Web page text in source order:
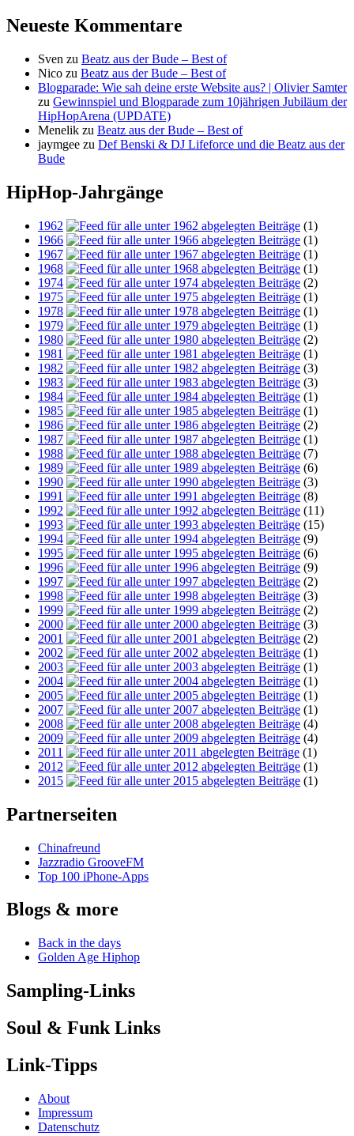
Neueste Kommentare
Sven zu Beatz aus der Bude – Best of
Nico zu Beatz aus der Bude – Best of
Blogparade: Wie sah deine erste Website aus? | Olivier Samter
zu Gewinnspiel und Blogparade zum 10jährigen Jubiläum der
HipHopArena (UPDATE)
Menelik zu Beatz aus der Bude – Best of
jaymgee zu Def Benski & DJ Lifeforce und die Beatz aus der
Bude
HipHop-Jahrgänge
1962
(1)
1966
(1)
1967
(1)
1968
(1)
1974
(2)
1975
(1)
1978
(1)
1979
(1)
1980
(2)
1981
(1)
1982
(3)
1983
(3)
1984
(1)
1985
(1)
1986
(2)
1987
(1)
1988
(7)
1989
(6)
1990
(3)
1991
(8)
1992
(11)
1993
(15)
1994
(9)
1995
(6)
1996
(9)
1997
(2)
1998
(3)
1999
(2)
2000
(3)
2001
(2)
2002
(1)
2003
(1)
2004
(1)
2005
(1)
2007
(1)
2008
(4)
2009
(4)
2011
(1)
2012
(1)
2015
(1)
Partnerseiten
Chinafreund
Jazzradio GrooveFM
Top 100 iPhone-Apps
Blogs & more
Back in the days
Golden Age Hiphop
Sampling-Links
Soul & Funk Links
Link-Tipps
About
Impressum
Datenschutz